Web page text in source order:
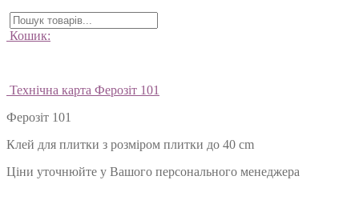
Кошик:
Технічна карта Ферозіт 101
Ферозіт 101
Клей для плитки з розміром плитки до 40 cm
Ціни уточнюйте у Вашого персонального менеджера